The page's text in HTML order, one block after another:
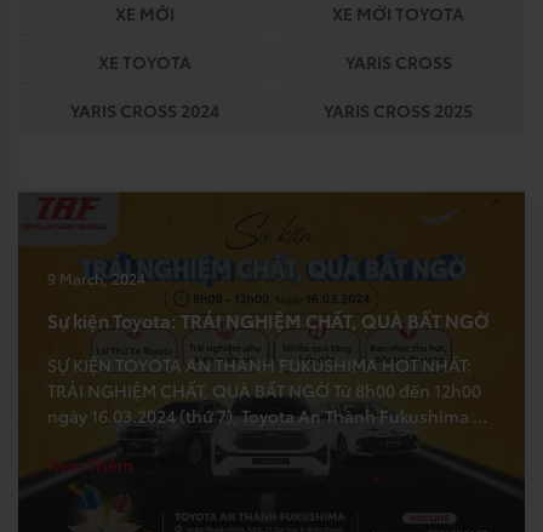
XE MỚI
XE MỚI TOYOTA
XE TOYOTA
YARIS CROSS
YARIS CROSS 2024
YARIS CROSS 2025
9 March, 2024
Sự kiện Toyota: TRẢI NGHIỆM CHẤT, QUÀ BẤT NGỜ
SỰ KIỆN TOYOTA AN THÀNH FUKUSHIMA HOT NHẤT:
TRẢI NGHIỆM CHẤT, QUÀ BẤT NGỜ Từ 8h00 đến 12h00
ngày 16.03.2024 (thứ 7), Toyota An Thành Fukushima –
TAF mang đến một chương trình lái thử – chăm sóc xe
miễn phí tại trụ sở công ty dành cho khách hàng thân
yêu của chúng tôi! […]
Xem Thêm